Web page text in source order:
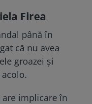
Firea
până în
că nu avea
groazei și
are implicare în